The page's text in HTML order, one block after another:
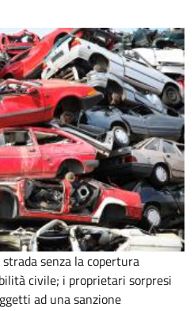
senza la copertura
civile; i proprietari sorpresi
ad una sanzione